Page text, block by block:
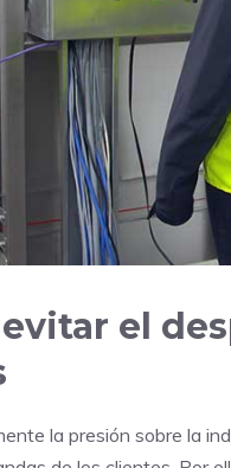
el
la presión sobre la